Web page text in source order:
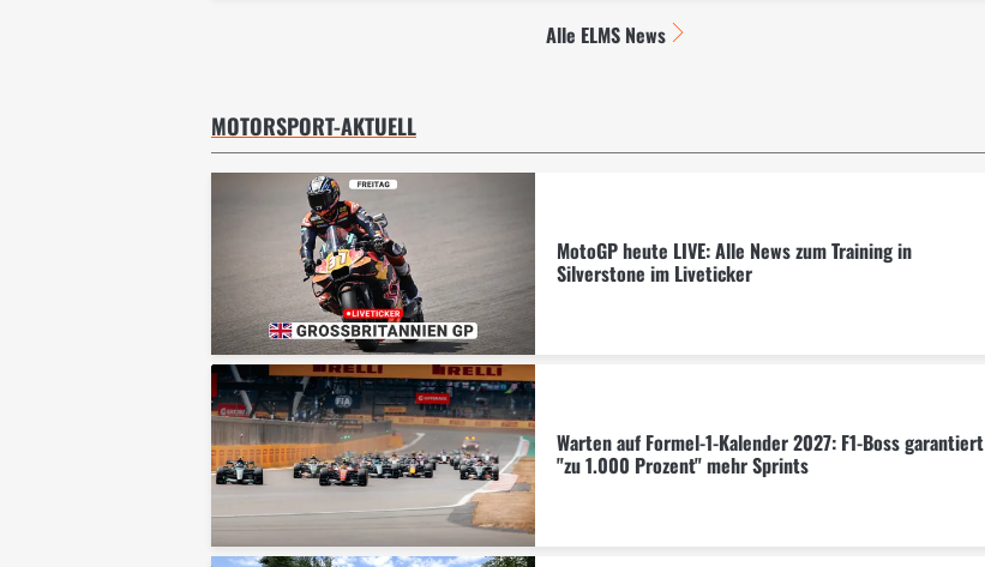
Alle ELMS News
MOTORSPORT-AKTUELL
MotoGP heute LIVE: Alle News zum Training in
Silverstone im Liveticker
Warten auf Formel-1-Kalender 2027: F1-Boss garantiert
"zu 1.000 Prozent" mehr Sprints